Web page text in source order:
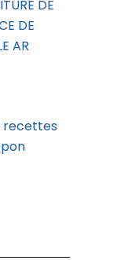
DE
DE
AR
recettes